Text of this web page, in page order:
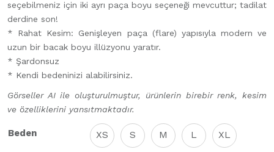
seçebilmeniz için iki ayrı paça boyu seçeneği mevcuttur; tadilat
derdine son!
* Rahat Kesim: Genişleyen paça (flare) yapısıyla modern ve
uzun bir bacak boyu illüzyonu yaratır.
* Şardonsuz
* Kendi bedeninizi alabilirsiniz.
Görseller AI ile oluşturulmuştur, ürünlerin birebir renk, kesim
ve özelliklerini yansıtmaktadır.
Beden XS S M L XL